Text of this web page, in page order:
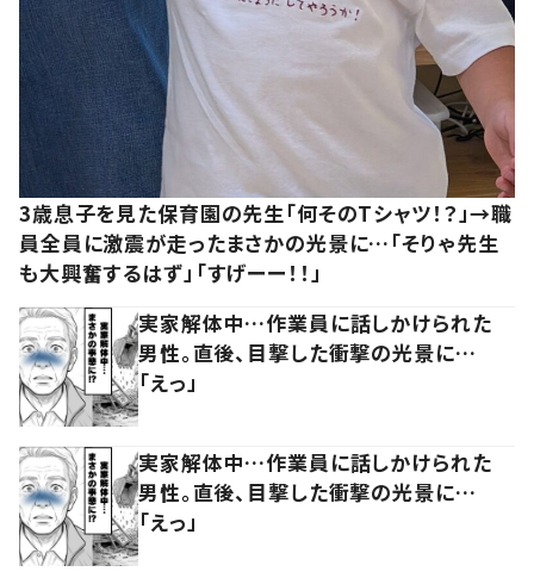
3歳息子を見た保育園の先生「何そのTシャツ！？」→職
員全員に激震が走ったまさかの光景に…「そりゃ先生
も大興奮するはず」「すげーー！！」
実家解体中…作業員に話しかけられた
男性。直後、目撃した衝撃の光景に…
「えっ」
実家解体中…作業員に話しかけられた
男性。直後、目撃した衝撃の光景に…
「えっ」